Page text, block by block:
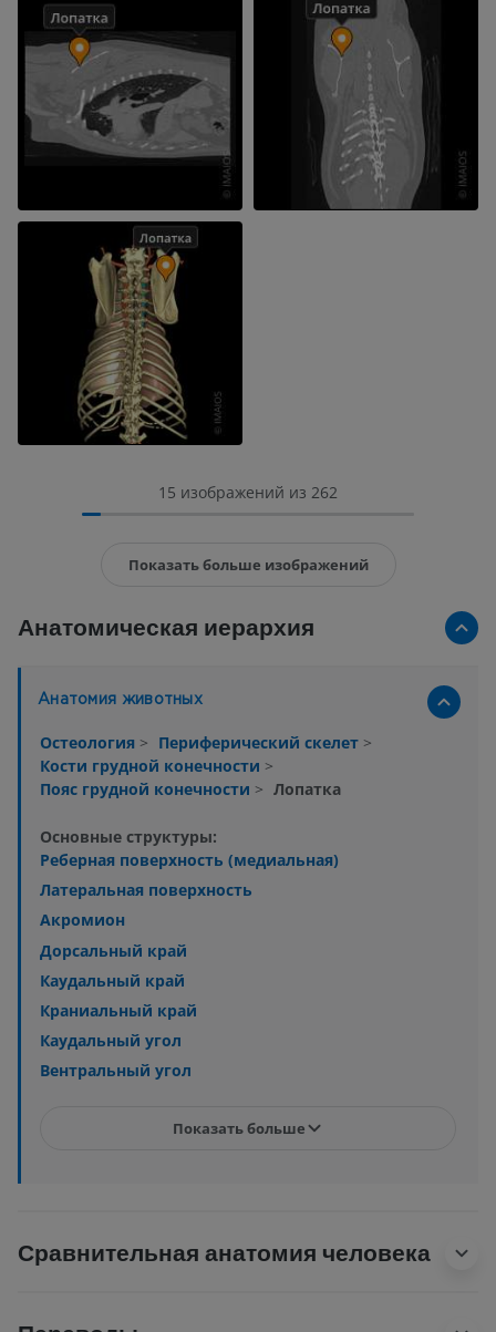
15 изображений из 262
Показать больше изображений
Анатомическая иерархия
Анатомия животных
Остеология > Периферический скелет >
Кости грудной конечности >
Пояс грудной конечности > Лопатка
Основные структуры:
Реберная поверхность (медиальная)
Латеральная поверхность
Акромион
Дорсальный край
Каудальный край
Краниальный край
Каудальный угол
Вентральный угол
Показать больше
Сравнительная анатомия человека